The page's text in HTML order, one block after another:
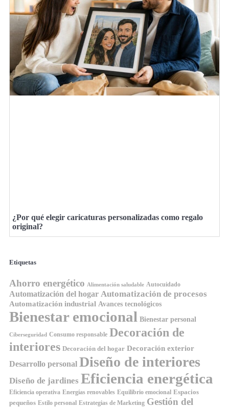
¿Por qué elegir caricaturas personalizadas como regalo
original?
Etiquetas
Ahorro energético Alimentación saludable Autocuidado
Automatización del hogar Automatización de procesos
Automatización industrial Avances tecnológicos
Bienestar emocional Bienestar personal
Ciberseguridad Consumo responsable Decoración de
interiores Decoración del hogar Decoración exterior
Desarrollo personal Diseño de interiores
Diseño de jardines Eficiencia energética
Eficiencia operativa Energías renovables Equilibrio emocional Espacios
pequeños Estilo personal Estrategias de Marketing Gestión del